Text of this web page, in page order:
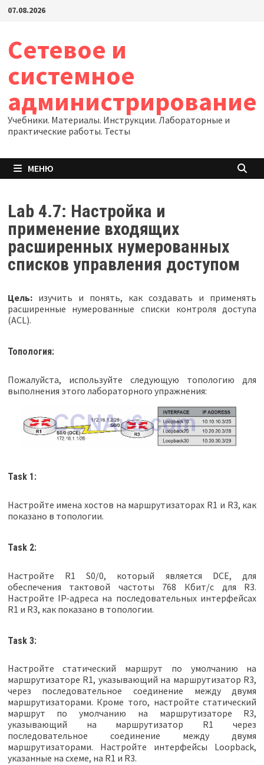
Перейти
07.08.2026
Сетевое и
системное
администрирование
Учебники. Материалы. Инструкции. Лабораторные и
практические работы. Тесты
МЕНЮ
Lab 4.7: Настройка и
применение входящих
расширенных нумерованных
списков управления доступом
Цель:изучить и понять, как создавать и применять
расширенные нумерованные списки контроля доступа
(ACL).
Топология:
Пожалуйста, используйте следующую топологию для
выполнения этого лабораторного упражнения:
Task 1:
Настройте имена хостов на маршрутизаторах R1 и R3, как
показано в топологии.
Task 2:
Настройте R1 S0/0, который является DCE, для
обеспечения тактовой частоты 768 Кбит/с для R3.
Настройте IP-адреса на последовательных интерфейсах
R1 и R3, как показано в топологии.
Task 3:
Настройте статический маршрут по умолчанию на
маршрутизаторе R1, указывающий на маршрутизатор R3,
через последовательное соединение между двумя
маршрутизаторами. Кроме того, настройте статический
маршрут по умолчанию на маршрутизаторе R3,
указывающий на маршрутизатор R1 через
последовательное соединение между двумя
маршрутизаторами. Настройте интерфейсы Loopback,
указанные на схеме, на R1 и R3.